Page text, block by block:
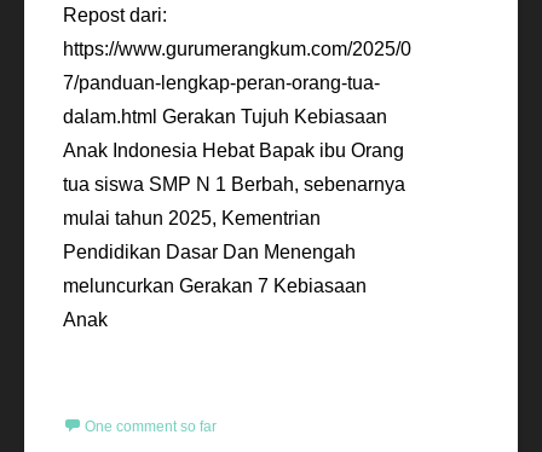
Repost dari:
https://www.gurumerangkum.com/2025/0
7/panduan-lengkap-peran-orang-tua-
dalam.html Gerakan Tujuh Kebiasaan
Anak Indonesia Hebat Bapak ibu Orang
tua siswa SMP N 1 Berbah, sebenarnya
mulai tahun 2025, Kementrian
Pendidikan Dasar Dan Menengah
meluncurkan Gerakan 7 Kebiasaan
Anak
One comment so far